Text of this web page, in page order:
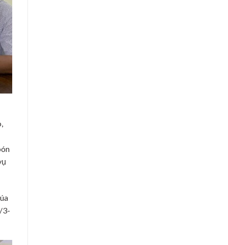
3-